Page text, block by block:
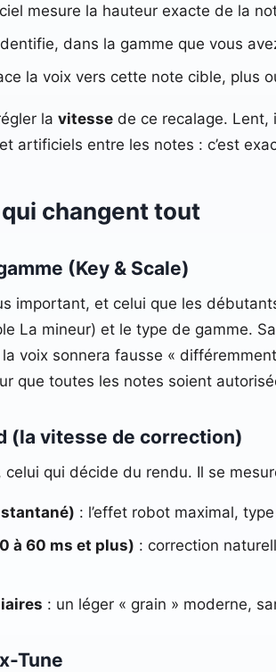
mesure la hauteur exacte de la
dans la gamme que vous
la voix vers cette note cible, plus
la vitessede ce recalage. Lent,
artificiels entre les notes : c’est
changent tout
(Key & Scale)
important, et celui que les
La mineur) et le type de gamme.
voix sonnera fausse «
que toutes les notes soient
(la vitesse de correction)
celui qui décide du rendu. Il se
: l’effet robot maximal,
à 60 ms et plus) : correction
: un léger « grain » moderne,
Tune